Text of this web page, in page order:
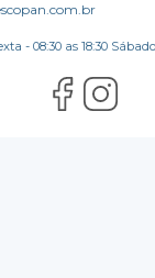
- 08:30 as 18:30